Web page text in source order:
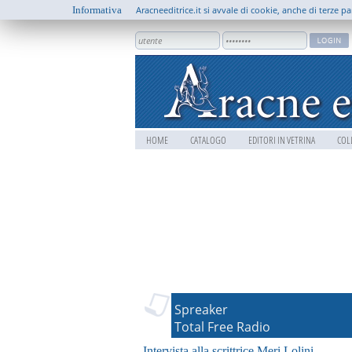
HOME CATALOGO EDITORI IN VETRINA
Spreaker
Total Free Radio
Informativa Aracneeditrice.it si avvale di cookie, anche di terze